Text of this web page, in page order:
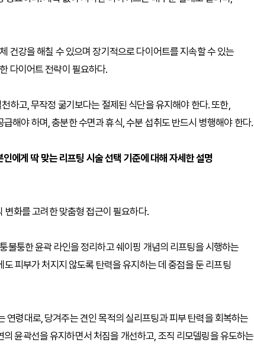
건강을 해칠 수 있으며 장기적으로 다이어트를 지속할 수 있는
다이어트 전략이 필요하다.
하고, 무작정 굶기보다는 절제된 식단을 유지해야 한다. 또한,
해야 하며, 충분한 수면과 휴식, 수분 섭취도 반드시 병행해야 한다.
에게 딱 맞는 리프팅 시술 선택 기준에 대해 자세한 설명
변화를 고려한 맞춤형 접근이 필요하다.
퉁한 윤곽 라인을 정리하고 쉐이핑 개념의 리프팅을 시행하는
피부가 처지지 않도록 탄력을 유지하는 데 중점을 둔 리프팅
령대로, 당겨주는 견인 목적의 실리프팅과 피부 탄력을 회복하는
윤곽선을 유지하면서 처짐을 개선하고, 조직 리모델링을 유도하는